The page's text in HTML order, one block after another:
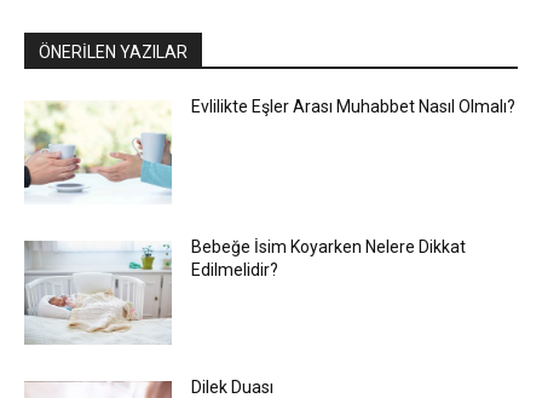
ÖNERİLEN YAZILAR
Evlilikte Eşler Arası Muhabbet Nasıl Olmalı?
Bebeğe İsim Koyarken Nelere Dikkat
Edilmelidir?
Dilek Duası